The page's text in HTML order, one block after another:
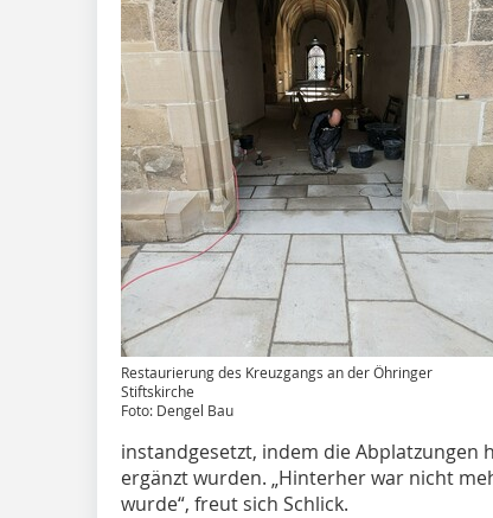
Restaurierung des Kreuzgangs an der Öhringer
Stiftskirche
Foto: Dengel Bau
instandgesetzt, indem die
ergänzt wurden. „Hinterher war nicht
wurde“, freut sich Schlick.